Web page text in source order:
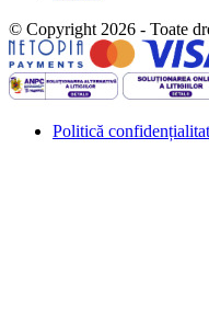
© Copyright 2026 - Toate
Politică